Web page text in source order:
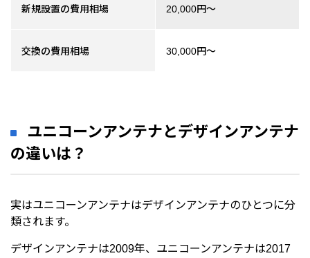
新規設置の費用相場 20,000円～
交換の費用相場 30,000円～
ユニコーンアンテナとデザインアンテナ
の違いは？
実はユニコーンアンテナはデザインアンテナのひとつに分
類されます。
デザインアンテナは2009年、ユニコーンアンテナは2017